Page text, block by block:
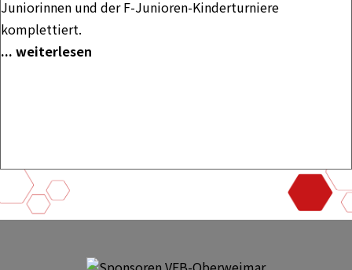
Juniorinnen und der F-Junioren-Kinderturniere
komplettiert.
... weiterlesen